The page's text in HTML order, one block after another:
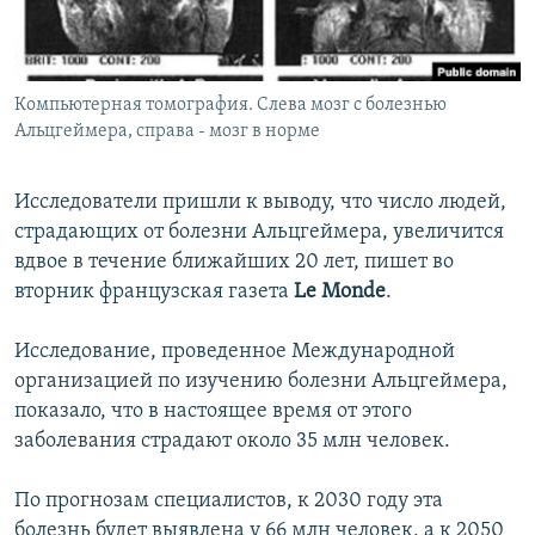
İNFOQRAFIKA
KARIKATURA
AZƏRBAYCAN ƏDƏBIYYATI KITABXANASI
İSLAM VƏ DEMOKRATIYA
İZ - MƏDƏNIYYƏT PROQRAMI
MISSIYAMIZ
PEŞƏ ETIKASI VƏ JURNALISTIKA STANDARTLARIMIZ
MATERIALLARIMIZDAN ISTIFADƏ
BIZIMLƏ ƏLAQƏ
XƏBƏR BÜLLETENLƏRIMIZ
BIZI IZLƏ
Компьютерная томография. Слева мозг с болезнью
Альцгеймера, справа - мозг в норме
Исследователи пришли к выводу, что число людей,
страдающих от болезни Альцгеймера, увеличится
вдвое в течение ближайших 20 лет, пишет во
вторник французская газета Le Monde.
Исследование, проведенное Международной
организацией по изучению болезни Альцгеймера,
показало, что в настоящее время от этого
заболевания страдают около 35 млн человек.
По прогнозам специалистов, к 2030 году эта